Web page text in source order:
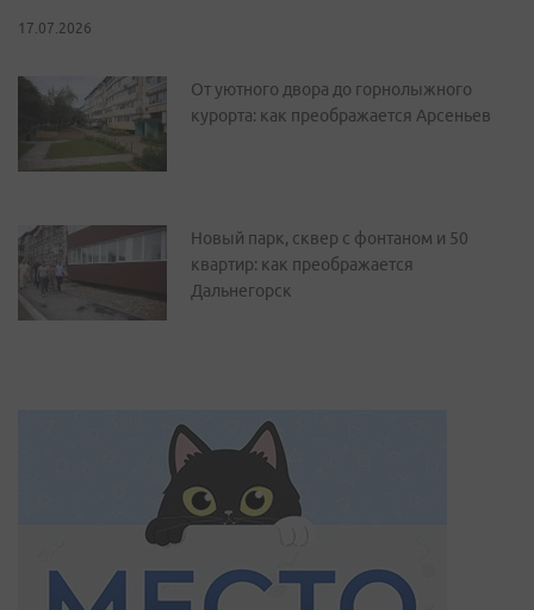
17.07.2026
От уютного двора до горнолыжного
курорта: как преображается Арсеньев
Новый парк, сквер с фонтаном и 50
квартир: как преображается
Дальнегорск